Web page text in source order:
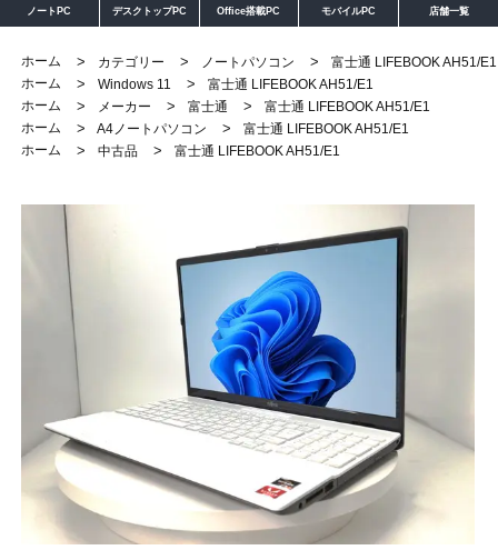
ノートPC デスクトップPC Office搭載PC モバイルPC 店舗一覧
ホーム > カテゴリー > ノートパソコン >
富士通 LIFEBOOK AH51/E1
ホーム
> Windows 11 >
富士通 LIFEBOOK AH51/E1
ホーム
> メーカー > 富士通 >
富士通 LIFEBOOK AH51/E1
ホーム
> A4ノートパソコン >
富士通 LIFEBOOK AH51/E1
ホーム
> 中古品 > 富士通 LIFEBOOK AH51/E1